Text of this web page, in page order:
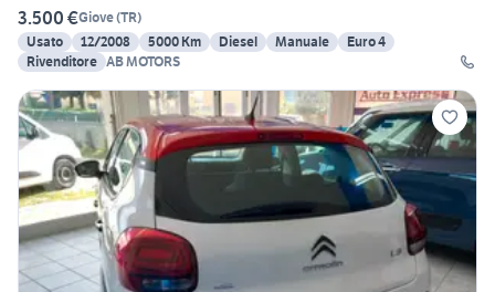
3.500 €Giove(TR)
Usato
12/2008 5000 Km Diesel Manuale
Euro 4
Rivenditore AB MOTORS